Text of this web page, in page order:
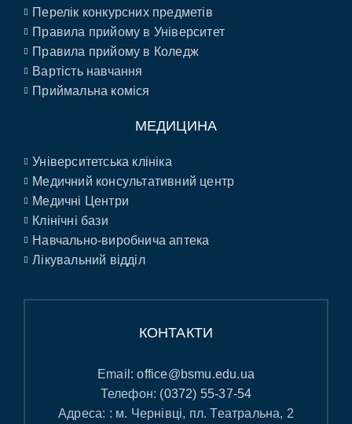
Перелік конкурсних предметів
Правила прийому в Університет
Правила прийому в Коледж
Вартість навчання
Приймальна коміся
МЕДИЦИНА
Університетська клініка
Медичний консультативний центр
Медичні Центри
Клінічні бази
Навчально-виробнича аптека
Лікувальний відділ
КОНТАКТИ
Email:office@bsmu.edu.ua
Телефон: (0372) 55-37-54
Адреса: : м. Чернівці, пл. Театральна, 2